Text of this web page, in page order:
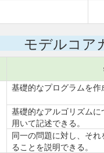
モデルコア
基礎的なプログラムを作
基礎的なアルゴリズム
用いて記述できる。
同一の問題に対し、そ
ることを説明できる。